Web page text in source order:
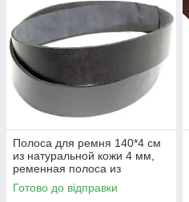
Полоса для ремня 140*4 см
из натуральной кожи 4 мм,
ременная полоса из
натуральной кожи 1400*40
мм, черная
Готово до відправки